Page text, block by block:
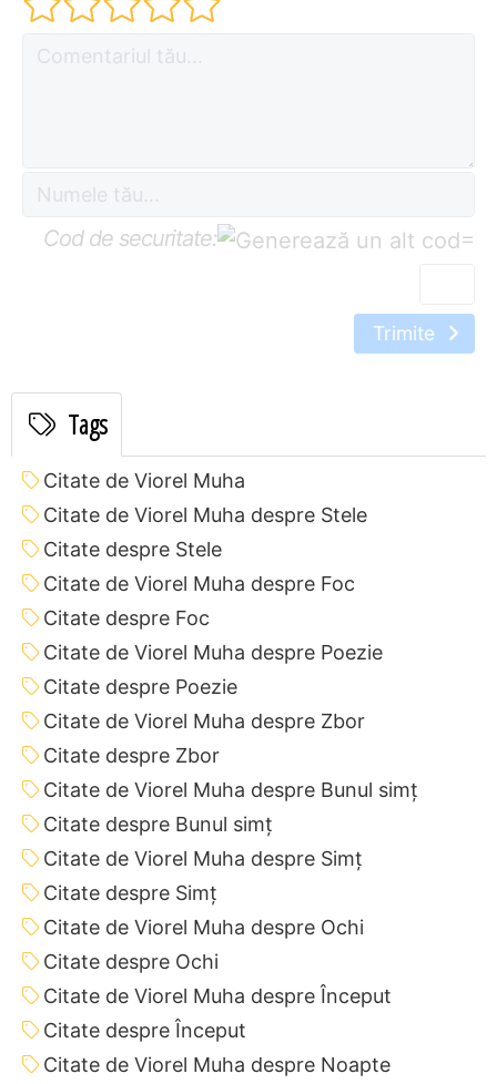
Cod de securitate: =
Trimite
Tags
Citate de Viorel Muha
Citate de Viorel Muha despre Stele
Citate despre Stele
Citate de Viorel Muha despre Foc
Citate despre Foc
Citate de Viorel Muha despre Poezie
Citate despre Poezie
Citate de Viorel Muha despre Zbor
Citate despre Zbor
Citate de Viorel Muha despre Bunul simț
Citate despre Bunul simț
Citate de Viorel Muha despre Simț
Citate despre Simț
Citate de Viorel Muha despre Ochi
Citate despre Ochi
Citate de Viorel Muha despre Început
Citate despre Început
Citate de Viorel Muha despre Noapte